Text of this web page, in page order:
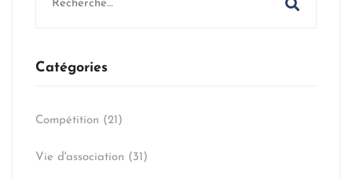
Catégories
Compétition (21)
Vie d'association (31)